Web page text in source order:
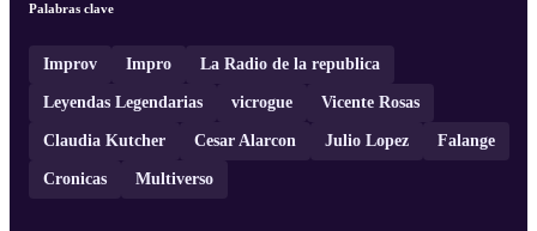
Palabras clave
Improv Impro La Radio de la republica
Leyendas Legendarias vicrogue Vicente Rosas
Claudia Kutcher Cesar Alarcon Julio Lopez Falange
Cronicas Multiverso